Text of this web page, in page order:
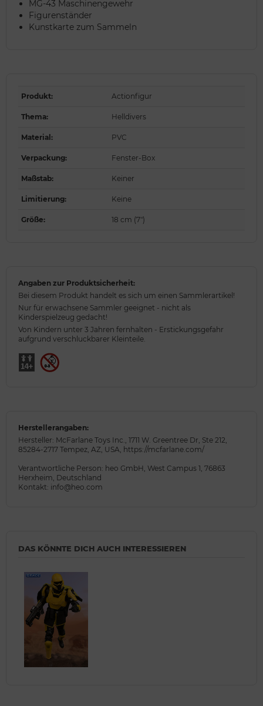
MG-43 Maschinengewehr
Figurenständer
Kunstkarte zum Sammeln
Produkt: Actionfigur
Thema: Helldivers
Material: PVC
Verpackung: Fenster-Box
Maßstab: Keiner
Limitierung: Keine
Größe: 18 cm (7")
Angaben zur Produktsicherheit:
Bei diesem Produkt handelt es sich um einen Sammlerartikel!
Nur für erwachsene Sammler geeignet - nicht als
Kinderspielzeug gedacht!
Von Kindern unter 3 Jahren fernhalten - Erstickungsgefahr
aufgrund verschluckbarer Kleinteile.
Herstellerangaben:
Hersteller: McFarlane Toys Inc., 1711 W. Greentree Dr, Ste 212,
85284-2717 Tempez, AZ, USA, https://mcfarlane.com/
Verantwortliche Person: heo GmbH, West Campus 1, 76863
Herxheim, Deutschland
Kontakt: info@heo.com
DAS KÖNNTE DICH AUCH INTERESSIEREN